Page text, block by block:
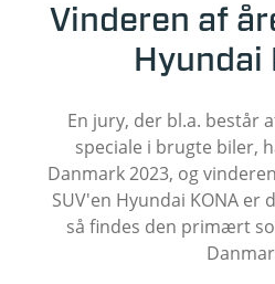
Vinderen af
Hyundai
En jury, der bl.a. består
speciale i brugte biler,
Danmark 2023, og
SUV'en Hyundai KONA er
så findes den primært